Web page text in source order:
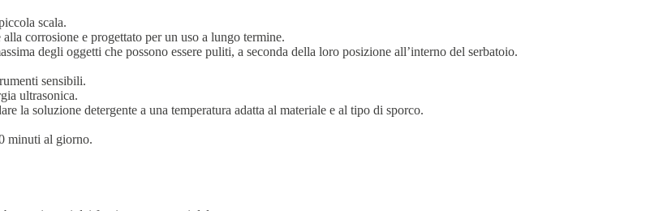
scala.
alla corrosione e progettato per un uso a lungo termine.
degli oggetti che possono essere puliti, a seconda della loro posizione all’interno del serbatoio.
sensibili.
ultrasonica.
la soluzione detergente a una temperatura adatta al materiale e al tipo di sporco.
minuti al giorno.